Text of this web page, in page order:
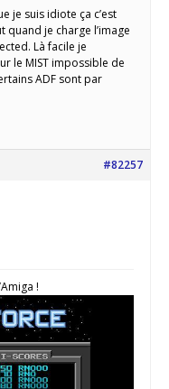
je suis idiote ça c’est
quand je charge l’image
Là facile je
le MIST impossible de
ADF sont par
#82257
!